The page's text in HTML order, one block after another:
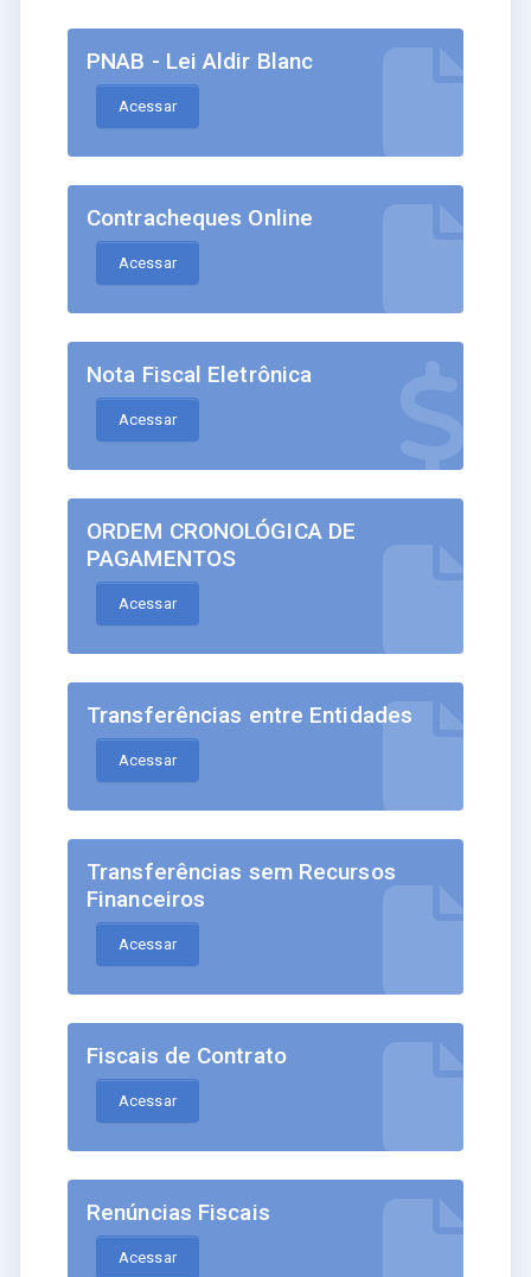
PNAB - Lei Aldir Blanc
Acessar
Contracheques Online
Acessar
Nota Fiscal Eletrônica
Acessar
ORDEM CRONOLÓGICA DE
PAGAMENTOS
Acessar
Transferências entre Entidades
Acessar
Transferências sem Recursos
Financeiros
Acessar
Fiscais de Contrato
Acessar
Renúncias Fiscais
Acessar